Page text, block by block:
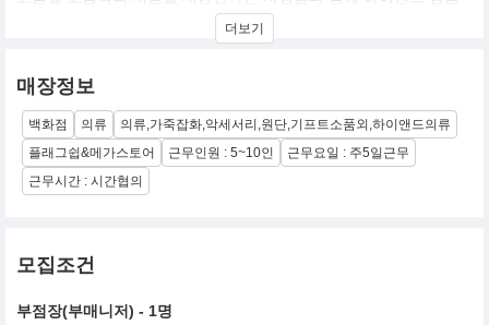
브랜드로 자리매김 했습니다. 모든 제품은 6세대에 걸친 기술과 노
하우로 지속적이고 세심한 연구와 가공을 통해, 전세계에서 훌륭하
리 명품 브랜드입니다.
로로피아나는 진정한 고품질을 구현하는 기업의 가치에 맞게, 고객
의 라이프 스타일을 반영하여 고급스러움, 절제된 표현, 유행을 타지
않는 의류, 가죽제품, 악세서리 등 다양한 제품 군을 선보이고 있습
니다.
2020년 현재, 영업매장은 17개입니다.
센텀시티점, 현대대구점, 현대목동점, 신세계강남점 여성, 신세계강
남점 남성, 롯데월드타워점, 신세계동대구점, 롯데부산본점, 여주아
더보기
매장정보
백화점 의류
의류,가죽잡화,악세서리,원단,기프트소품외,하이앤드의류
플래그쉽&메가스토어
근무인원 : 5~10인
근무요일 : 주5일근무
근무시간 : 시간협의
모집조건
부점장(부매니저) - 1명